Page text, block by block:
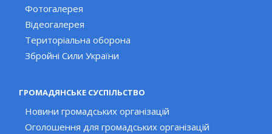
Фотогалерея
Відеогалерея
Територіальна оборона
Збройні Сили України
ГРОМАДЯНСЬКЕ СУСПІЛЬСТВО
Новини громадських організацій
Оголошення для громадських організацій